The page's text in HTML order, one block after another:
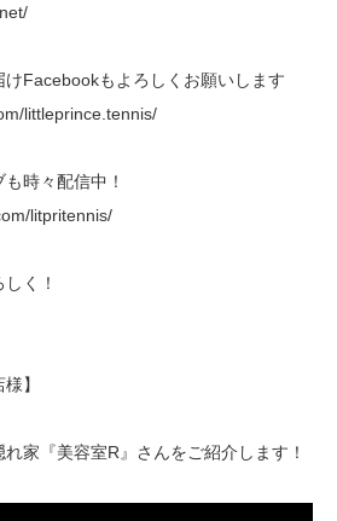
Facebookもよろしくお願いします
littleprince.tennis/
時々配信中！
litpritennis/
く！
】
家『美容室R』さんをご紹介します！